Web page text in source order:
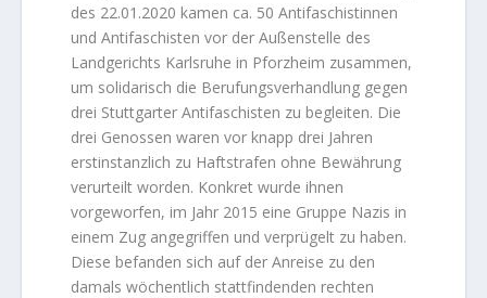
des 22.01.2020 kamen ca. 50 Antifaschistinnen
und Antifaschisten vor der Außenstelle des
Landgerichts Karlsruhe in Pforzheim zusammen,
um solidarisch die Berufungsverhandlung gegen
drei Stuttgarter Antifaschisten zu begleiten. Die
drei Genossen waren vor knapp drei Jahren
erstinstanzlich zu Haftstrafen ohne Bewährung
verurteilt worden. Konkret wurde ihnen
vorgeworfen, im Jahr 2015 eine Gruppe Nazis in
einem Zug angegriffen und verprügelt zu haben.
Diese befanden sich auf der Anreise zu den
damals wöchentlich stattfindenden rechten